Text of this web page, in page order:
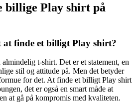
billige Play shirt på
finde et billigt Play shirt?
t-shirt. Det er et statement, en
stil og attitude på. Men det betyder
for det. At finde et billigt Play shirt
det er også en smart måde at
at gå på kompromis med kvaliteten.